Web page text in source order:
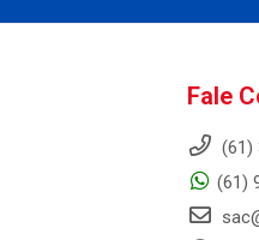
Fale
(61)
(61)